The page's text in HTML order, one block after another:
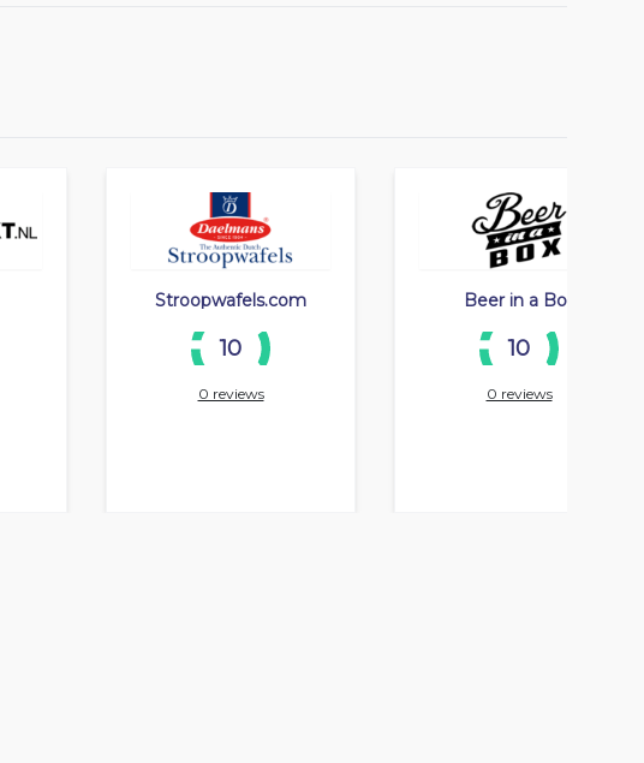
Stroopwafels.com
10
0 reviews
Beer in a Box
10
0 reviews